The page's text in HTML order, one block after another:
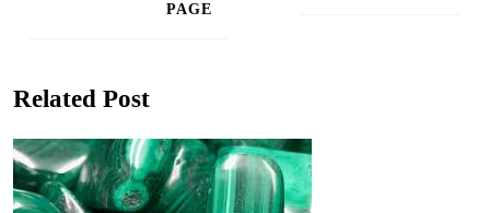
PAGE
Related Post